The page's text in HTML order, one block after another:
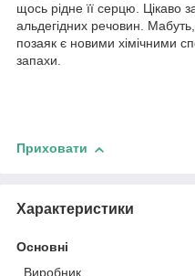
щось рідне її серцю. Цікаво
альдегідних речовин.
позаяк є новими хімічними
запахи.
Приховати
Характеристики
Основні
Виробник